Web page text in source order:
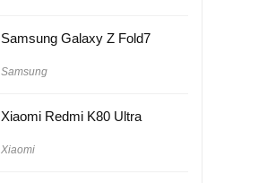
Samsung Galaxy Z Fold7
Samsung
Xiaomi Redmi K80 Ultra
Xiaomi